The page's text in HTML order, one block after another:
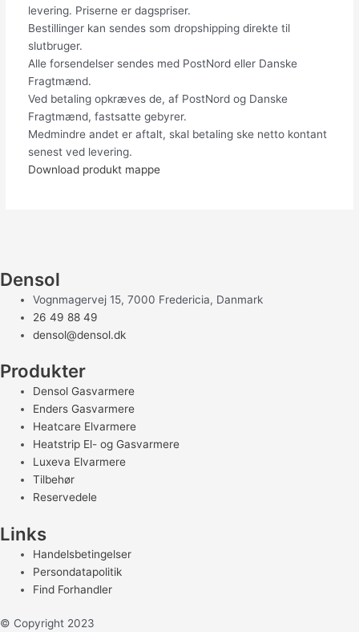
levering. Priserne er dagspriser.
Bestillinger kan sendes som dropshipping direkte til
slutbruger.
Alle forsendelser sendes med PostNord eller Danske
Fragtmænd.
Ved betaling opkræves de, af PostNord og Danske
Fragtmænd, fastsatte gebyrer.
Medmindre andet er aftalt, skal betaling ske netto kontant
senest ved levering.
Download produkt mappe
Densol
Vognmagervej 15, 7000 Fredericia, Danmark
26 49 88 49
densol@densol.dk
Produkter
Densol Gasvarmere
Enders Gasvarmere
Heatcare Elvarmere
Heatstrip El- og Gasvarmere
Luxeva Elvarmere
Tilbehør
Reservedele
Links
Handelsbetingelser
Persondatapolitik
Find Forhandler
© Copyright 2023